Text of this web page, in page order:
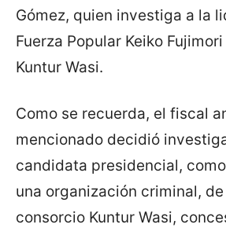
Gómez, quien investiga a la
Fuerza Popular Keiko
Kuntur Wasi.
Como se recuerda, el fiscal
mencionado decidió
candidata presidencial,
una organización criminal,
consorcio Kuntur Wasi,